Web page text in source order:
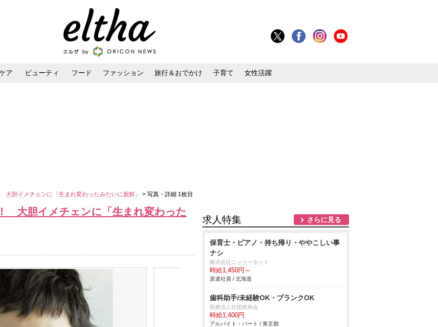
ア ビューティ フード ファッション 旅行＆おでかけ 子育て 女性活躍
胆イメチェンに「生まれ変わったみたいに新鮮」 > 写真・詳細 1枚目
大胆イメチェンに「生まれ変わった
求人特集 さらに見る
保育士・ピアノ・持ち帰り・ややこしい事
ナシ
株式会社ニッソーネット
時給1,450円～
派遣社員 / 北海道
歯科助手/未経験OK・ブランクOK
医療法人社団悠和会
時給1,400円
アルバイト・パート / 東京都